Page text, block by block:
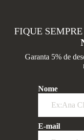
FIQUE
Garanta 5% de
Nome
E-mail